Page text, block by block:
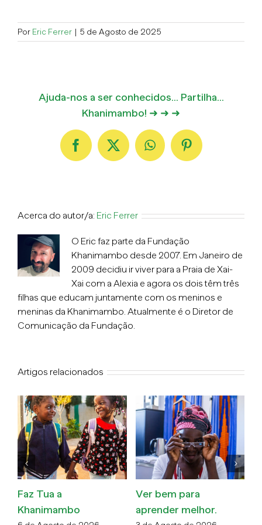
Por Eric Ferrer | 5 de Agosto de 2025
Ajuda-nos a ser conhecidos... Partilha...
Khanimambo! ➜ ➜ ➜
Facebook
X WhatsAppPinterest
Acerca do autor/a: Eric Ferrer
O Eric faz parte da Fundação
Khanimambo desde 2007. Em Janeiro de
2009 decidiu ir viver para a Praia de Xai-
Xai com a Alexia e agora os dois têm três
filhas que educam juntamente com os meninos e
meninas da Khanimambo. Atualmente é o Diretor de
Comunicação da Fundação.
Artigos relacionados
Faz Tua a
Khanimambo
Ver bem para
aprender melhor.